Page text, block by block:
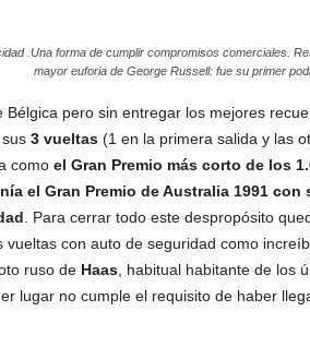
.Una forma de cumplir compromisos comerciales.
mayor euforia de George Russell: fue su primer
pero sin entregar los mejores
3 vueltas(1 en la primera salida y las
como el Gran Premio más corto de los
el Gran Premio de Australia 1991 con
. Para cerrar todo este despropósito
con auto de seguridad como
ruso de Haas, habitual habitante de los
lugar no cumple el requisito de haber